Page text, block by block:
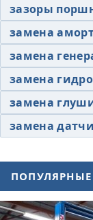
зазоры
замена
замена
замена
замена
замена
ПОПУЛЯРНЫЕ